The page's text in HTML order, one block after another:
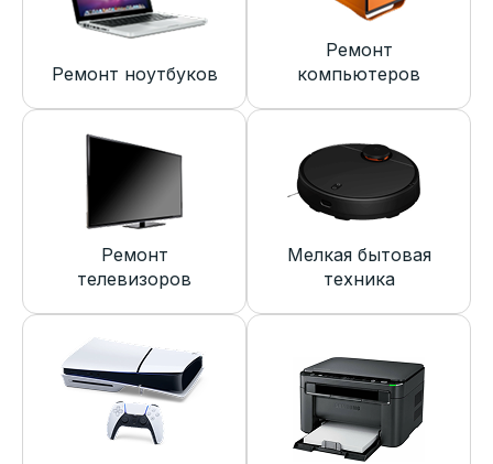
Ремонт ноутбуков
Ремонт
компьютеров
Ремонт
телевизоров
Мелкая бытовая
техника